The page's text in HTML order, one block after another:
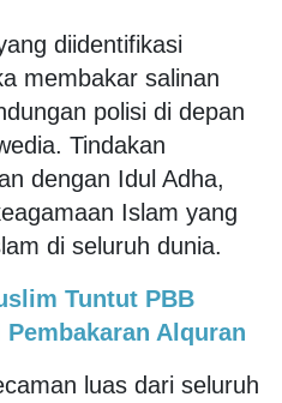
diidentifikasi
membakar salinan
polisi di depan
Tindakan
dengan Idul Adha,
Islam yang
di seluruh dunia.
Tuntut PBB
Alquran
luas dari seluruh